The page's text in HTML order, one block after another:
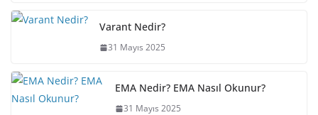
Varant Nedir?
31 Mayıs 2025
EMA Nedir? EMA Nasıl Okunur?
31 Mayıs 2025